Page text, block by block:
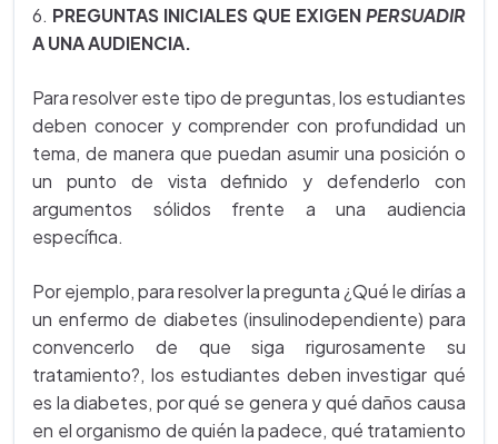
6. PREGUNTAS INICIALES QUE EXIGENPERSUADIR
A UNA AUDIENCIA.
Para resolver este tipo de preguntas, los estudiantes
deben conocer y comprender con profundidad un
tema, de manera que puedan asumir una posición o
un punto de vista definido y defenderlo con
argumentos sólidos frente a una audiencia
específica.
Por ejemplo, para resolver la pregunta ¿Qué le dirías a
un enfermo de diabetes (insulinodependiente) para
convencerlo de que siga rigurosamente su
tratamiento?, los estudiantes deben investigar qué
es la diabetes, por qué se genera y qué daños causa
en el organismo de quién la padece, qué tratamiento